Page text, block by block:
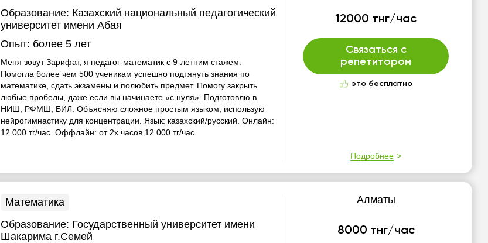
Образование: Казахский национальный педагогический
университет имени Абая
Опыт: более 5 лет
Меня зовут Зарифат, я педагог-математик с 9-летним стажем.
Помогла более чем 500 ученикам успешно подтянуть знания по
математике, сдать экзамены и полюбить предмет. Помогу закрыть
любые пробелы, даже если вы начинаете «с нуля». Подготовлю в
НИШ, РФМШ, БИЛ. Объясняю сложное простым языком, использую
нейрогимнастику для концентрации. Язык: казахский/русский. Онлайн:
12 000 тг/час. Оффлайн: от 2х часов 12 000 тг/час.
12000 тнг/час
Связаться с
репетитором
это бесплатно
Подробнее
Математика
Образование: Государственный университет имени
Шакарима г.Семей
Алматы
8000 тнг/час